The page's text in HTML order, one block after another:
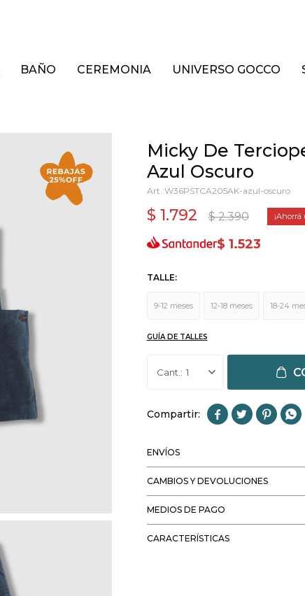
BAÑO CEREMONIA UNIVERSO GOCCO
Micky De
Azul Oscuro
W36PSTCA205AK-azul-oscuro
$ 1.792 $ 2.390
$ 1.523
TALLE:
9-12 meses 12-18 meses 18-24
GUÍA DE TALLES
1
   
ENVÍOS
CAMBIOS Y DEVOLUCIONES
MEDIOS DE PAGO
CARACTERÍSTICAS